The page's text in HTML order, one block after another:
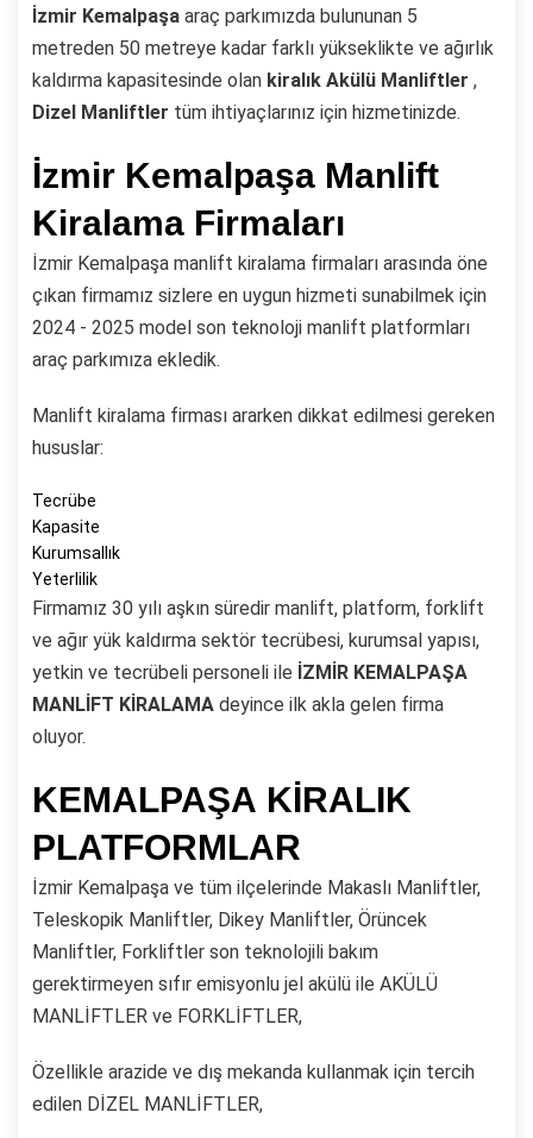
İzmir Kemalpaşa araç parkımızda bulununan 5
metreden 50 metreye kadar farklı yükseklikte ve ağırlık
kaldırma kapasitesinde olan kiralık Akülü Manliftler ,
Dizel Manliftler tüm ihtiyaçlarınız için hizmetinizde.
İzmir Kemalpaşa Manlift
Kiralama Firmaları
İzmir Kemalpaşa manlift kiralama firmaları arasında öne
çıkan firmamız sizlere en uygun hizmeti sunabilmek için
2024 - 2025 model son teknoloji manlift platformları
araç parkımıza ekledik.
Manlift kiralama firması ararken dikkat edilmesi gereken
hususlar:
Tecrübe
Kapasite
Kurumsallık
Yeterlilik
Firmamız 30 yılı aşkın süredir manlift, platform, forklift
ve ağır yük kaldırma sektör tecrübesi, kurumsal yapısı,
yetkin ve tecrübeli personeli ile İZMİR KEMALPAŞA
MANLİFT KİRALAMA deyince ilk akla gelen firma
oluyor.
KEMALPAŞA KİRALIK
PLATFORMLAR
İzmir Kemalpaşa ve tüm ilçelerinde Makaslı Manliftler,
Teleskopik Manliftler, Dikey Manliftler, Örüncek
Manliftler, Forkliftler son teknolojili bakım
gerektirmeyen sıfır emisyonlu jel akülü ile AKÜLÜ
MANLİFTLER ve FORKLİFTLER,
Özellikle arazide ve dış mekanda kullanmak için tercih
edilen DİZEL MANLİFTLER,